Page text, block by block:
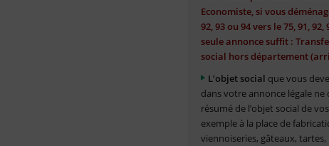
Economiste, si vous
92, 93 ou 94 vers le 75, 91, 92,
seule annonce suffit :
social hors département
L’objet social que vous
dans votre annonce légale ne
résumé de l’objet social de
exemple à la place de
viennoiseries, gâteaux,